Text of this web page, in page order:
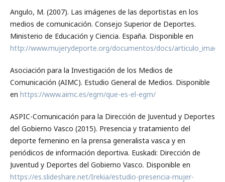
Angulo, M. (2007). Las imágenes de las deportistas en los
medios de comunicación. Consejo Superior de Deportes.
Ministerio de Educación y Ciencia. España. Disponible en
http://www.mujerydeporte.org/documentos/docs/
Asociación para la Investigación de los Medios de
Comunicación (AIMC). Estudio General de Medios. Disponible
en https://www.aimc.es/egm/que-es-el-egm/
ASPIC-Comunicación para la Dirección de Juventud y Deportes
del Gobierno Vasco (2015). Presencia y tratamiento del
deporte femenino en la prensa generalista vasca y en
periódicos de información deportiva. Euskadi: Dirección de
Juventud y Deportes del Gobierno Vasco. Disponible en
https://es.slideshare.net/Irekia/estudio-presencia-mujer-